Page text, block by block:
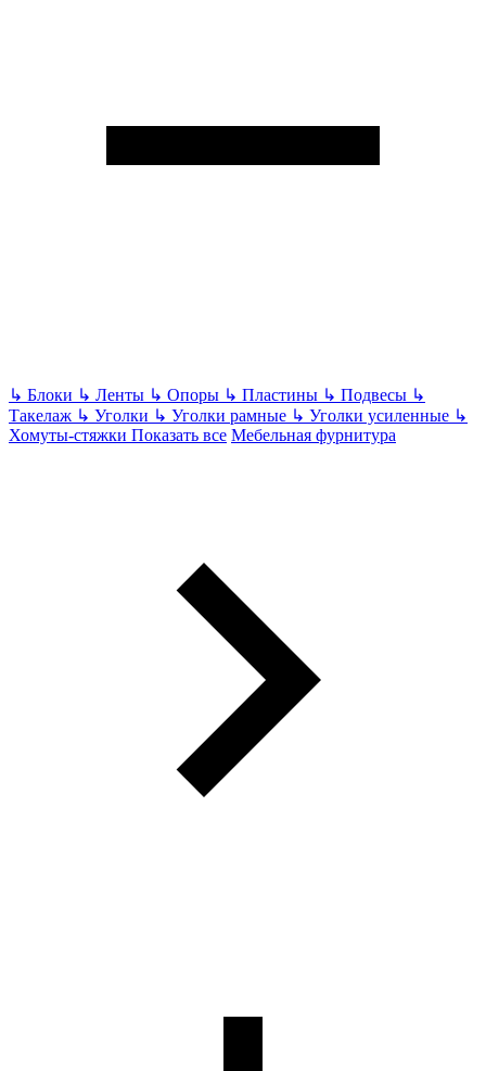
↳ Блоки ↳ Ленты ↳ Опоры ↳ Пластины ↳ Подвесы ↳
Такелаж ↳ Уголки ↳ Уголки рамные ↳ Уголки усиленные ↳
Хомуты-стяжки Показать все Мебельная фурнитура